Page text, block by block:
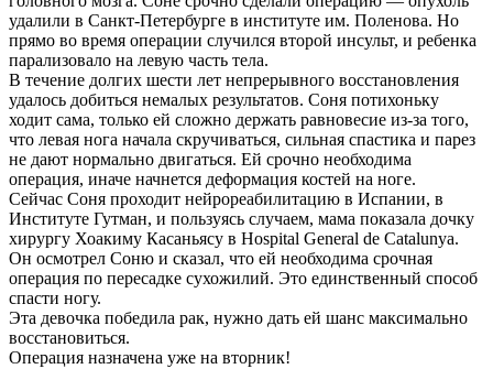
удалили в Санкт-Петербурге в институте им. Поленова. Но
прямо во время операции случился второй инсульт, и ребенка
парализовало на левую часть тела.
В течение долгих шести лет непрерывного восстановления
удалось добиться немалых результатов. Соня потихоньку
ходит сама, только ей сложно держать равновесие из-за того,
что левая нога начала скручиваться, сильная спастика и парез
не дают нормально двигаться. Ей срочно необходима
операция, иначе начнется деформация костей на ноге.
Сейчас Соня проходит нейрореабилитацию в Испании, в
Институте Гутман, и пользуясь случаем, мама показала дочку
хирургу Хоакиму Касаньясу в Hospital General de Catalunya.
Он осмотрел Соню и сказал, что ей необходима срочная
операция по пересадке сухожилий. Это единственный способ
спасти ногу.
Эта девочка победила рак, нужно дать ей шанс максимально
восстановиться.
Операция назначена уже на вторник!